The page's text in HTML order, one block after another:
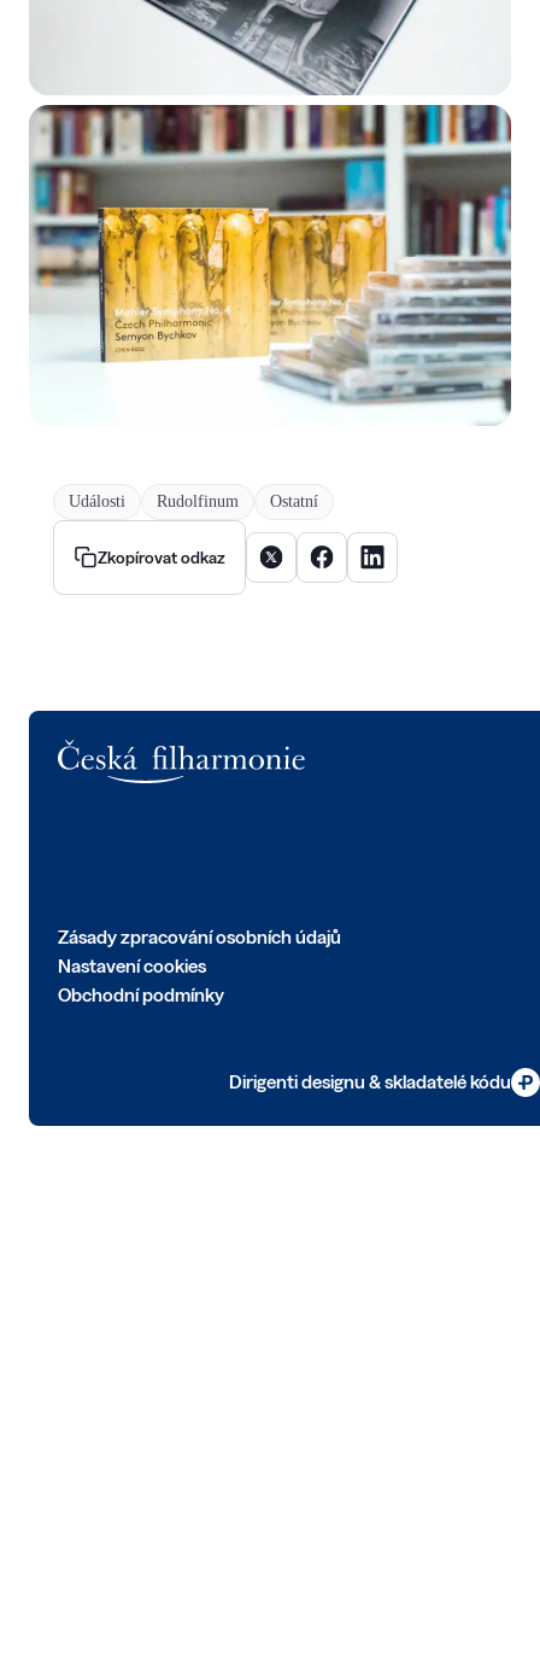
Události Rudolfinum Ostatní
Zkopírovat odkaz Sdílet článek na X
Sdílet článek na Facebooku
Sdílet článek na
Zásady zpracování osobních údajů
Nastavení cookies
Obchodní podmínky
Dirigenti designu & skladatelé kódu